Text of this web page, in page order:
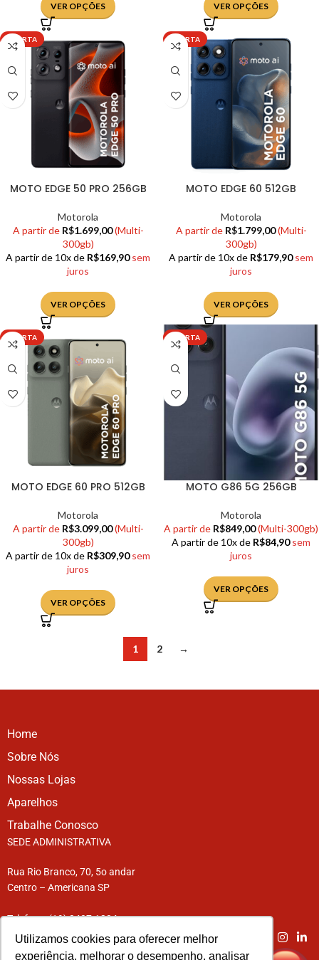
Utilizamos cookies para oferecer melhor
experiência, melhorar o desempenho, analisar
VER OPÇÕES VER OPÇÕES
OFERTA
MOTO EDGE 50 PRO 256GB
Motorola
A partir de R$1.699,00(Multi-
300gb)
A partir de 10x de R$169,90 sem
juros
VER OPÇÕES
OFERTA
MOTO EDGE 60 512GB
Motorola
A partir de R$1.799,00(Multi-
300gb)
A partir de 10x de R$179,90 sem
juros
VER OPÇÕES
OFERTA
MOTO EDGE 60 PRO 512GB
Motorola
A partir de R$3.099,00(Multi-
300gb)
A partir de 10x de R$309,90 sem
juros
VER OPÇÕES
OFERTA
MOTO G86 5G 256GB
Motorola
A partir de R$849,00(Multi-300gb)
A partir de 10x de R$84,90 sem
juros
VER OPÇÕES
1 2 →
Home
Sobre Nós
Nossas Lojas
Aparelhos
Trabalhe Conosco
SEDE ADMINISTRATIVA
Rua Rio Branco, 70, 5o andar
Centro – Americana SP
Telefone: (19) 3407-1234